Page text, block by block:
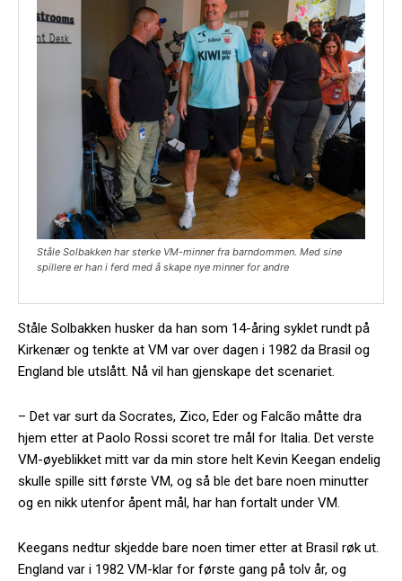
Ståle Solbakken har sterke VM-minner fra barndommen. Med sine
spillere er han i ferd med å skape nye minner for andre
Ståle Solbakken husker da han som 14-åring syklet rundt på
Kirkenær og tenkte at VM var over dagen i 1982 da Brasil og
England ble utslått. Nå vil han gjenskape det scenariet.
– Det var surt da Socrates, Zico, Eder og Falcão måtte dra
hjem etter at Paolo Rossi scoret tre mål for Italia. Det verste
VM-øyeblikket mitt var da min store helt Kevin Keegan endelig
skulle spille sitt første VM, og så ble det bare noen minutter
og en nikk utenfor åpent mål, har han fortalt under VM.
Keegans nedtur skjedde bare noen timer etter at Brasil røk ut.
England var i 1982 VM-klar for første gang på tolv år, og